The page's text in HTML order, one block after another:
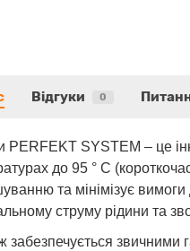
Відгуки 0
PERFEKT SYSTEM – це
до 95 ° С
та мінімізує
струму рідини та
забезпечується звичними